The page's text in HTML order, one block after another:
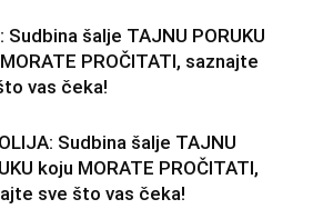
Sudbina šalje TAJNU PORUKU
PROČITATI, saznajte
vas čeka!
Sudbina šalje TAJNU
koju MORATE PROČITATI,
sve što vas čeka!